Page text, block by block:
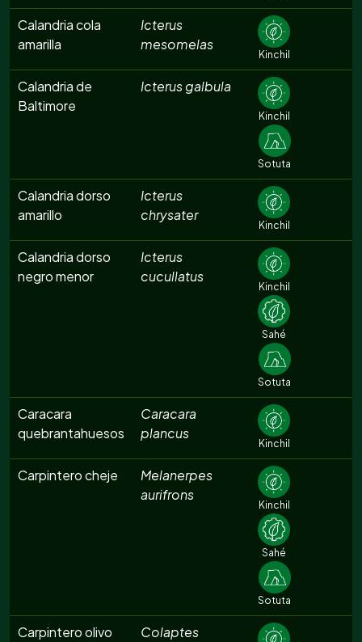
Calandria cola
amarilla
Icterus
mesomelas
Kinchil
Calandria de
Baltimore
Icterus galbula
Kinchil
Sotuta
Calandria dorso
amarillo
Icterus
chrysater
Kinchil
Calandria dorso
negro menor
Icterus
cucullatus
Kinchil
Sahé
Sotuta
Caracara
quebrantahuesos
Caracara
plancus
Kinchil
Carpintero cheje
Melanerpes
aurifrons
Kinchil
Sahé
Sotuta
Carpintero olivo Colaptes